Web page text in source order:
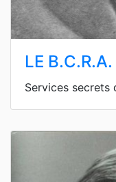
LE B.C.R.A.
Services secrets